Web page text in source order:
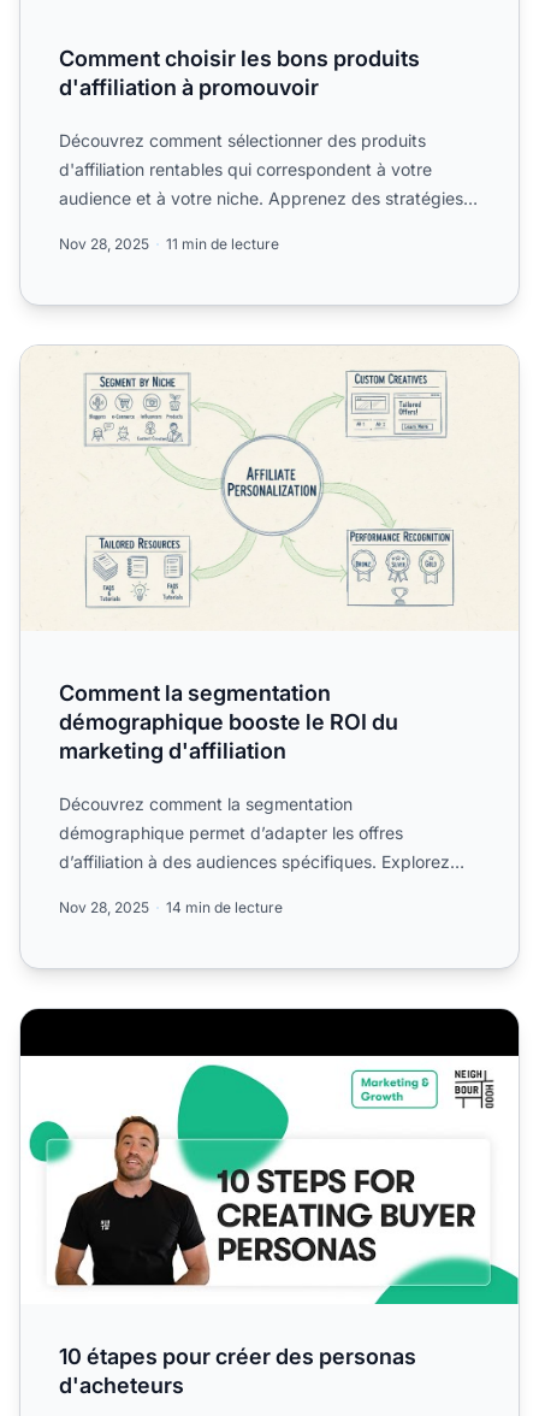
Comment choisir les bons produits
d'affiliation à promouvoir
Découvrez comment sélectionner des produits
d'affiliation rentables qui correspondent à votre
audience et à votre niche. Apprenez des stratégies
Nov 28, 2025 11 min de lecture
Comment la segmentation démographique booste le
Comment la segmentation
démographique booste le ROI du
marketing d'affiliation
Découvrez comment la segmentation
démographique permet d’adapter les offres
d’affiliation à des audiences spécifiques. Explorez
Nov 28, 2025 14 min de lecture
10 étapes pour créer des personas d'acheteurs
10 étapes pour créer des personas
d'acheteurs